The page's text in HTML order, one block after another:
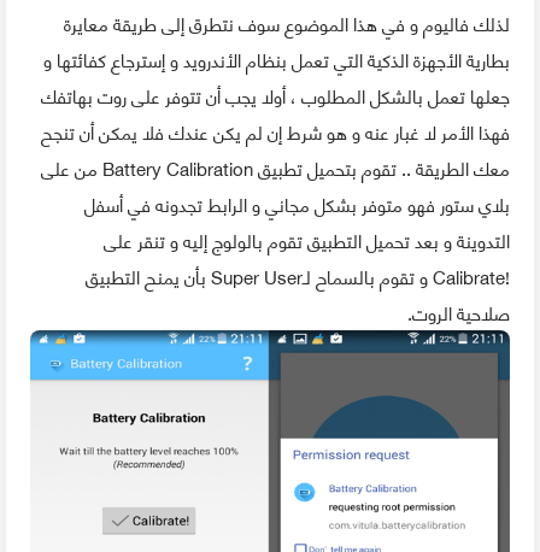
لذلك فاليوم و في هذا الموضوع سوف نتطرق إلى طريقة معايرة
بطارية الأجهزة الذكية التي تعمل بنظام الأندرويد و إسترجاع كفائتها و
جعلها تعمل بالشكل المطلوب ، أولا يجب أن تتوفر على روت بهاتفك
فهذا الأمر لا غبار عنه و هو شرط إن لم يكن عندك فلا يمكن أن تنجح
معك الطريقة .. تقوم بتحميل تطبيق Battery Calibration من على
بلاي ستور فهو متوفر بشكل مجاني و الرابط تجدونه في أسفل
التدوينة و بعد تحميل التطبيق تقوم بالولوج إليه و تنقر على
!Calibrate و تقوم بالسماح لـSuper User بأن يمنح التطبيق
صلاحية الروت.